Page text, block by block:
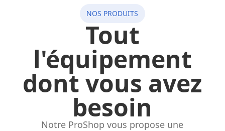
NOS PRODUITS
Tout
l'équipement
dont vous avez
besoin
Notre ProShop vous propose une